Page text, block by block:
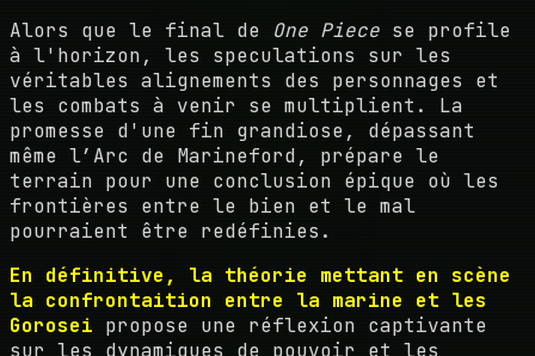
Alors que le final de One Piece se profile
à l'horizon, les speculations sur les
véritables alignements des personnages et
les combats à venir se multiplient. La
promesse d'une fin grandiose, dépassant
même l’Arc de Marineford, prépare le
terrain pour une conclusion épique où les
frontières entre le bien et le mal
pourraient être redéfinies.
En définitive, la théorie mettant en scène
la confrontaition entre la marine et les
Gorosei propose une réflexion captivante
sur les dynamiques de pouvoir et les